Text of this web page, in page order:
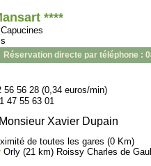
****
Réservation directe par téléphone :
56 56 28 (0,34 euros/min)
47 55 63 01
Monsieur Xavier Dupain
de toutes les gares (0 Km)
Orly (21 km) Roissy Charles de